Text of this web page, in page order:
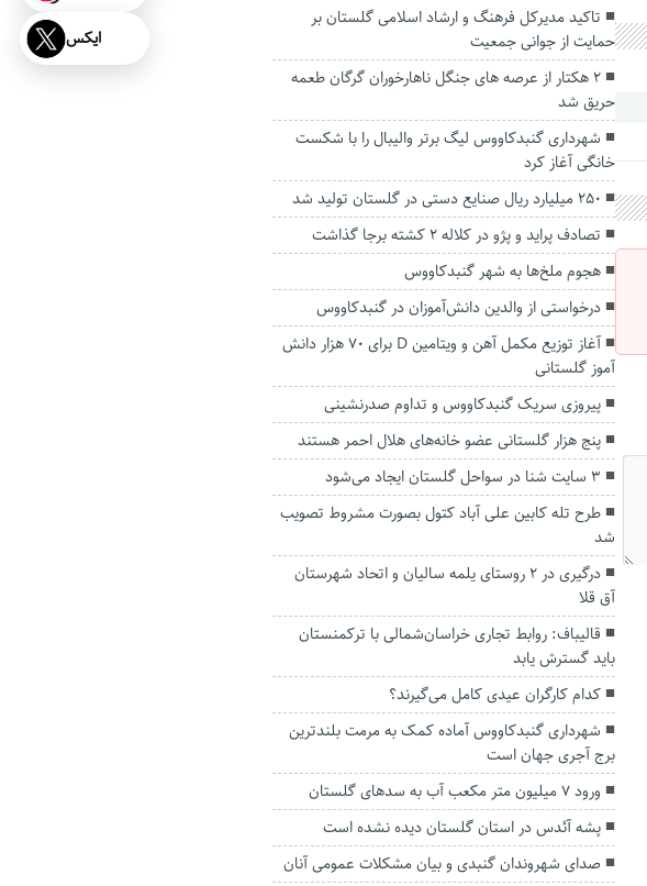
تاکید مدیرکل فرهنگ و ارشاد اسلامی گلستان بر
حمایت از جوانی جمعیت
۲ هکتار از عرصه های جنگل ناهارخوران گرگان طعمه
حریق شد
شهرداری گنبدکاووس لیگ برتر والیبال را با شکست
خانگی آغاز کرد
۲۵۰ میلیارد ریال صنایع دستی در گلستان تولید شد
تصادف پراید و پژو در کلاله ۲ کشته برجا گذاشت
هجوم ملخ‌ها به شهر گنبدکاووس
درخواستی از والدین دانش‌آموزان در گنبدکاووس
آغاز توزیع مکمل آهن و ویتامین D برای ۷۰ هزار دانش
آموز گلستانی
پیروزی سریک گنبدکاووس و تداوم صدرنشینی
پنج هزار گلستانی عضو خانه‌های هلال احمر هستند
۳ سایت شنا در سواحل گلستان ایجاد می‌شود
طرح تله کابین علی آباد کتول بصورت مشروط تصویب
شد
درگیری در ۲ روستای یلمه سالیان و اتحاد شهرستان
آق قلا
قالیباف: روابط تجاری خراسان‌شمالی با ترکمنستان
باید گسترش یابد
کدام کارگران عیدی کامل می‌گیرند؟
شهرداری گنبدکاووس آماده کمک به مرمت بلندترین
برج آجری جهان است
ورود ۷ میلیون متر مکعب آب به سد‌های گلستان
پشه آئدس در استان گلستان دیده نشده است
صدای شهروندان گنبدی و بیان مشکلات عمومی آنان
ایکس